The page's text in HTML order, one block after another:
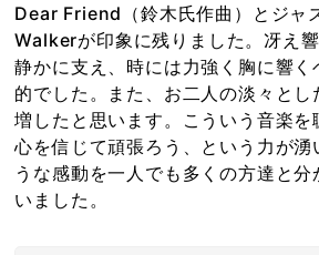
Dear Friend（鈴木氏作曲）とジャ
Walkerが印象に残りました。冴え響
静かに支え、時には力強く胸に響
的でした。また、お二人の淡々と
増したと思います。こういう音楽
心を信じて頑張ろう、という力が湧
うな感動を一人でも多くの方達と
いました。